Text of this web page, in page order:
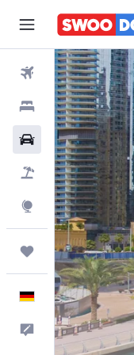
Flüge
Hotels
Mietwagen
Pauschalreisen
Explore
Trips
Deutsch
Feedback